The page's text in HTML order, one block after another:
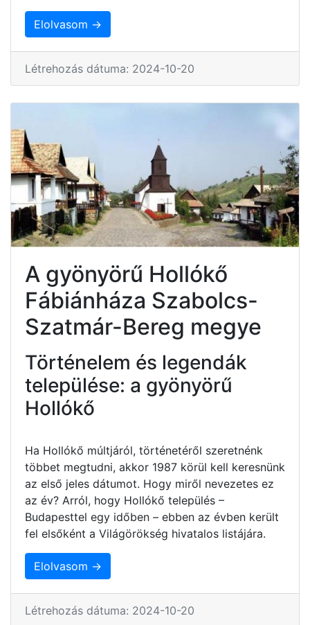
Elolvasom →
Létrehozás dátuma: 2024-10-20
A gyönyörű Hollókő
Fábiánháza Szabolcs-
Szatmár-Bereg megye
Történelem és legendák
települése: a gyönyörű
Hollókő
Ha Hollókő múltjáról, történetéről szeretnénk
többet megtudni, akkor 1987 körül kell keresnünk
az első jeles dátumot. Hogy miről nevezetes ez
az év? Arról, hogy Hollókő település –
Budapesttel egy időben – ebben az évben került
fel elsőként a Világörökség hivatalos listájára.
Elolvasom →
Létrehozás dátuma: 2024-10-20